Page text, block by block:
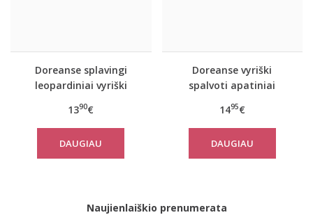
Doreanse splavingi
leopardiniai vyriški
1390€
DAUGIAU
Doreanse vyriški
spalvoti apatiniai
1495€
DAUGIAU
Naujienlaiškio prenumerata